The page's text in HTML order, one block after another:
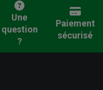
Une
question
?
Paiement
sécurisé